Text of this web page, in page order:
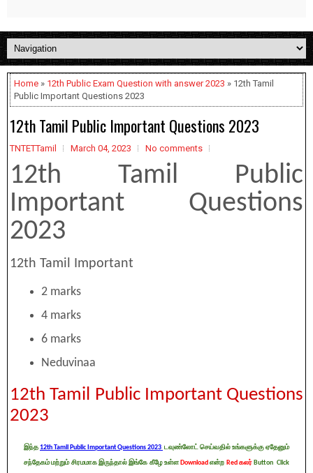
Home » 12th Public Exam Question with answer 2023 » 12th Tamil
Public Important Questions 2023
12th Tamil Public Important Questions 2023
TNTETTamil March 04, 2023 No comments
12th Tamil Public
Important Questions
2023
12th Tamil Important
2 marks
4 marks
6 marks
Neduvinaa
12th Tamil Public Important Questions
2023
இந்த 12th Tamil Public Important Questions 2023 டவுண்லோட் செய்வதில் உங்களுக்கு ஏதேனும்
சந்தேகம் மற்றும் சிரமமாக இருந்தால் இங்கே கீழே உள்ளDownload என்ற Red கலர் Button Click